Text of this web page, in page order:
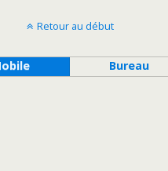
Retour au début
Bureau